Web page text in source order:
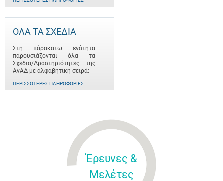
ΟΛΑ ΤΑ ΣΧΕΔΙΑ
Στη πάρακατω ενότητα
παρουσιάζονται όλα τα
Σχέδια/Δραστηριότητες της
ΑνΑΔ με αλφαβητική σειρά:
ΠΕΡΙΣΣΌΤΕΡΕΣ ΠΛΗΡΟΦΟΡΊΕΣ
Έρευνες &
Μελέτες